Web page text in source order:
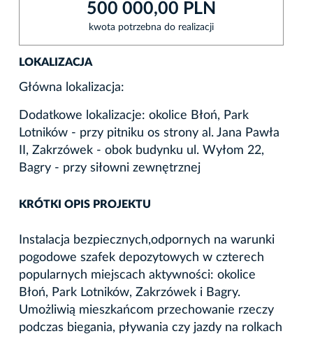
500 000,00 PLN
kwota potrzebna do realizacji
LOKALIZACJA
Główna lokalizacja:
Dodatkowe lokalizacje: okolice Błoń, Park
Lotników - przy pitniku os strony al. Jana Pawła
II, Zakrzówek - obok budynku ul. Wyłom 22,
Bagry - przy siłowni zewnętrznej
KRÓTKI OPIS PROJEKTU
Instalacja bezpiecznych,odpornych na warunki
pogodowe szafek depozytowych w czterech
popularnych miejscach aktywności: okolice
Błoń, Park Lotników, Zakrzówek i Bagry.
Umożliwią mieszkańcom przechowanie rzeczy
podczas biegania, pływania czy jazdy na rolkach